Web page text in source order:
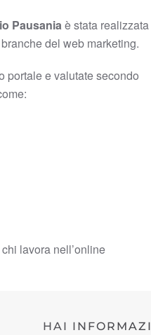
Pausaniaè stata realizzata
del web marketing.
portale e valutate secondo
lavora nell’online
HAI